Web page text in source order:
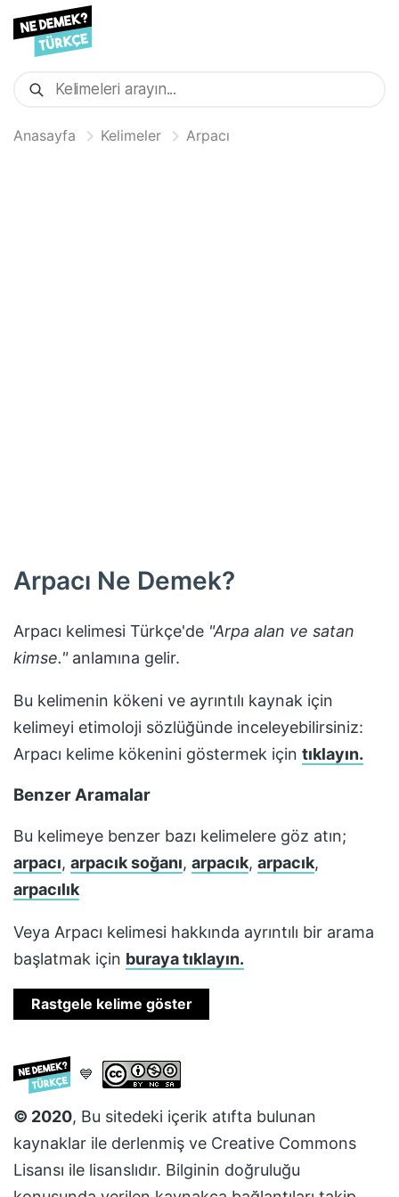
Anasayfa Kelimeler Arpacı
Arpacı Ne Demek?
Arpacı kelimesi Türkçe'de "Arpa alan ve satan
kimse."anlamına gelir.
Bu kelimenin kökeni ve ayrıntılı kaynak için
kelimeyi etimoloji sözlüğünde inceleyebilirsiniz:
Arpacı kelime kökenini göstermek için tıklayın.
Benzer Aramalar
Bu kelimeye benzer bazı kelimelere göz atın;
arpacı, arpacık soğanı, arpacık, arpacık,
arpacılık
Veya Arpacı kelimesi hakkında ayrıntılı bir arama
başlatmak için buraya tıklayın.
Rastgele kelime göster
💙
© 2020, Bu sitedeki içerik atıfta bulunan
kaynaklar ile derlenmiş ve Creative Commons
Lisansı ile lisanslıdır. Bilginin doğruluğu